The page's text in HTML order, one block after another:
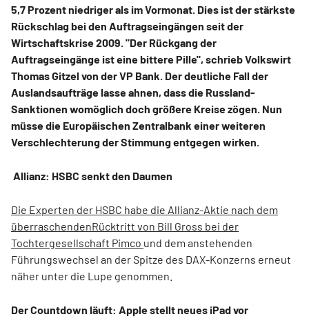
5,7 Prozent niedriger als im Vormonat. Dies ist der stärkste
Rückschlag bei den Auftragseingängen seit der
Wirtschaftskrise 2009. "Der Rückgang der
Auftragseingänge ist eine bittere Pille", schrieb Volkswirt
Thomas Gitzel von der VP Bank. Der deutliche Fall der
Auslandsaufträge lasse ahnen, dass die Russland-
Sanktionen womöglich doch größere Kreise zögen. Nun
müsse die Europäischen Zentralbank einer weiteren
Verschlechterung der Stimmung entgegen wirken.
Allianz: HSBC senkt den Daumen
Die Experten der HSBC habe die Allianz-Aktie nach dem
überraschendenRücktritt von Bill Gross bei der
Tochtergesellschaft Pimco und dem anstehenden
Führungswechsel an der Spitze des DAX-Konzerns erneut
näher unter die Lupe genommen.
Der Countdown läuft: Apple stellt neues iPad vor